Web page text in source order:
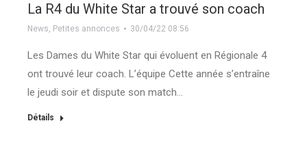
La R4 du White Star a trouvé son coach
News, Petites annonces 30/04/22 08:56
Les Dames du White Star qui évoluent en Régionale 4
ont trouvé leur coach. L’équipe Cette année s’entraîne
le jeudi soir et dispute son match…
Détails